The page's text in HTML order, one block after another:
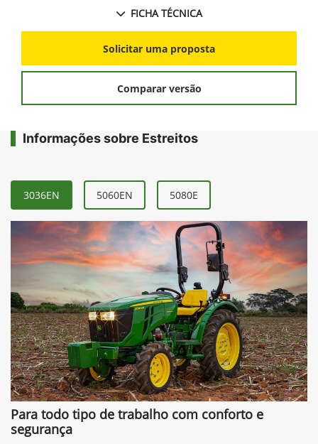
FICHA TÉCNICA
Solicitar uma proposta
Comparar versão
Informações sobre Estreitos
3036EN 5060EN 5080E
Para todo tipo de trabalho com conforto e
segurança